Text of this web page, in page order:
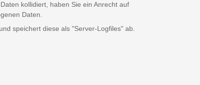
kollidiert, haben Sie ein Anrecht auf
Daten.
speichert diese als "Server-Logfiles" ab.